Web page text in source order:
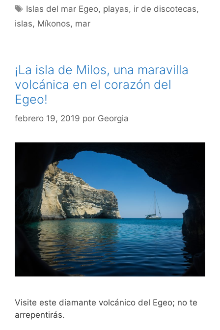
Etiquetas
Islas del mar Egeo, playas, ir de discotecas,
islas, Míkonos, mar
¡La isla de Milos, una maravilla
volcánica en el corazón del
Egeo!
febrero 19, 2019 por Georgia
Visite este diamante volcánico del Egeo; no te
arrepentirás.